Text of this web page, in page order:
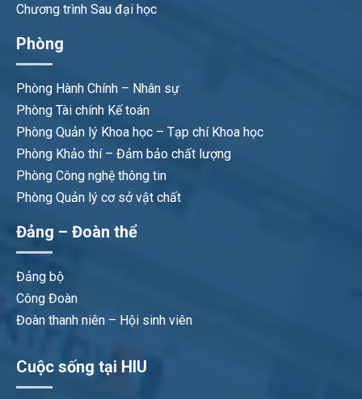
Chương trình Sau đại học
Phòng
Phòng Hành Chính – Nhân sự
Phòng Tài chính Kế toán
Phòng Quản lý Khoa học – Tạp chí Khoa học
Phòng Khảo thí – Đảm bảo chất lượng
Phòng Công nghệ thông tin
Phòng Quản lý cơ sở vật chất
Đảng – Đoàn thể
Đảng bộ
Công Đoàn
Đoàn thanh niên – Hội sinh viên
Cuộc sống tại HIU